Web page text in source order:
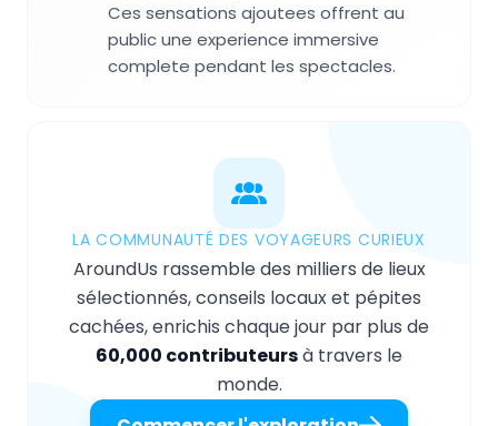
Ces sensations ajoutees offrent au
public une experience immersive
complete pendant les spectacles.
LA COMMUNAUTÉ DES VOYAGEURS CURIEUX
AroundUs rassemble des milliers de lieux
sélectionnés, conseils locaux et pépites
cachées, enrichis chaque jour par plus de
60,000 contributeursà travers le
monde.